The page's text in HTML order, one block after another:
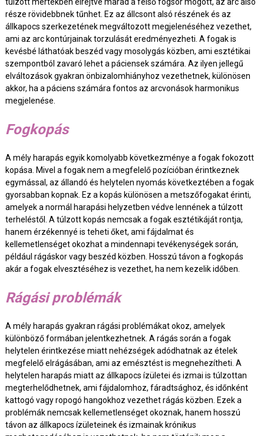
része rövidebbnek tűnhet. Ez az állcsont alsó részének és az
állkapocs szerkezetének megváltozott megjelenéséhez vezethet,
ami az arc kontúrjainak torzulását eredményezheti. A fogak is
kevésbé láthatóak beszéd vagy mosolygás közben, ami esztétikai
szempontból zavaró lehet a páciensek számára. Az ilyen jellegű
elváltozások gyakran önbizalomhiányhoz vezethetnek, különösen
akkor, ha a páciens számára fontos az arcvonások harmonikus
megjelenése.
Fogkopás
A mély harapás egyik komolyabb következménye a fogak fokozott
kopása. Mivel a fogak nem a megfelelő pozícióban érintkeznek
egymással, az állandó és helytelen nyomás következtében a fogak
gyorsabban kopnak. Ez a kopás különösen a metszőfogakat érinti,
amelyek a normál harapási helyzetben védve lennének a túlzott
terheléstől. A túlzott kopás nemcsak a fogak esztétikáját rontja,
hanem érzékennyé is teheti őket, ami fájdalmat és
kellemetlenséget okozhat a mindennapi tevékenységek során,
például rágáskor vagy beszéd közben. Hosszú távon a fogkopás
akár a fogak elvesztéséhez is vezethet, ha nem kezelik időben.
Rágási problémák
A mély harapás gyakran rágási problémákat okoz, amelyek
különböző formában jelentkezhetnek. A rágás során a fogak
helytelen érintkezése miatt nehézségek adódhatnak az ételek
megfelelő elrágásában, ami az emésztést is megnehezítheti. A
helytelen harapás miatt az állkapocs ízületei és izmai is túlzottan
megterhelődhetnek, ami fájdalomhoz, fáradtsághoz, és időnként
kattogó vagy ropogó hangokhoz vezethet rágás közben. Ezek a
problémák nemcsak kellemetlenséget okoznak, hanem hosszú
távon az állkapocs ízületeinek és izmainak krónikus